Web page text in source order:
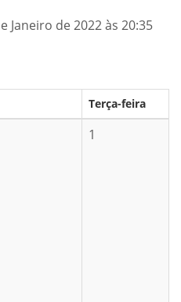
Janeiro de 2022 às 20:35
Terça-feira
1